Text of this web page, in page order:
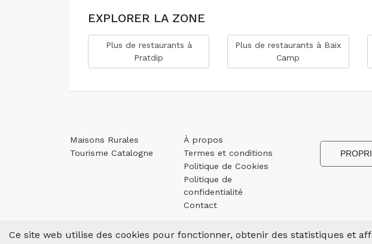
EXPLORER LA ZONE
Plus de restaurants à
Pratdip
Plus de restaurants à Baix
Camp
Maisons Rurales
Tourisme Catalogne
À propos
Termes et conditions
Politique de Cookies
Politique de
confidentialité
Contact
Ce site web utilise des cookies pour fonctionner, obtenir des statistiques et